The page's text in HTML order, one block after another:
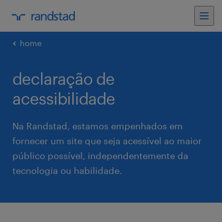
home
declaração de
acessibilidade
Na Randstad, estamos empenhados em
fornecer um site que seja acessível ao maior
público possível, independentemente da
tecnologia ou habilidade.